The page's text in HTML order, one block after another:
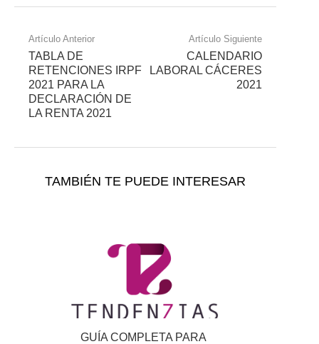
Artículo Anterior
TABLA DE
RETENCIONES IRPF
2021 PARA LA
DECLARACIÓN DE
LA RENTA 2021
Artículo Siguiente
CALENDARIO
LABORAL CÁCERES
2021
TAMBIÉN TE PUEDE INTERESAR
GUÍA COMPLETA PARA